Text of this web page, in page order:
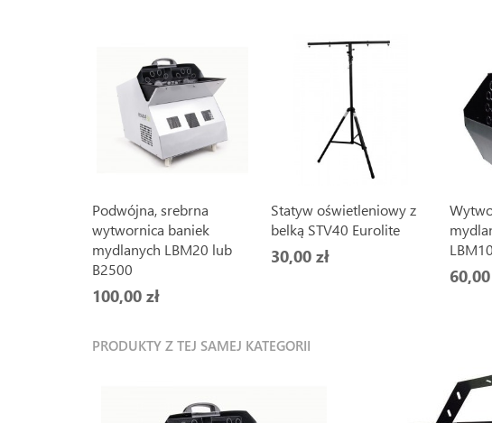
Podwójna, srebrna
wytwornica baniek
mydlanych LBM20 lub
B2500
100,00 zł
Statyw oświetleniowy z
belką STV40 Eurolite
30,00 zł
LBM10
PRODUKTY Z TEJ SAMEJ KATEGORII